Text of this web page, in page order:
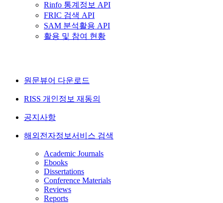
Rinfo 통계정보 API
FRIC 검색 API
SAM 분석활용 API
활용 및 참여 현황
원문뷰어 다운로드
RISS 개인정보 재동의
공지사항
해외전자정보서비스 검색
Academic Journals
Ebooks
Dissertations
Conference Materials
Reviews
Reports